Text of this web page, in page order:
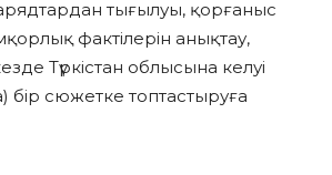
тығылуы, қорғаныс
фактілерін анықтау,
Түркістан облысына келуі
бір сюжетке топтастыруға